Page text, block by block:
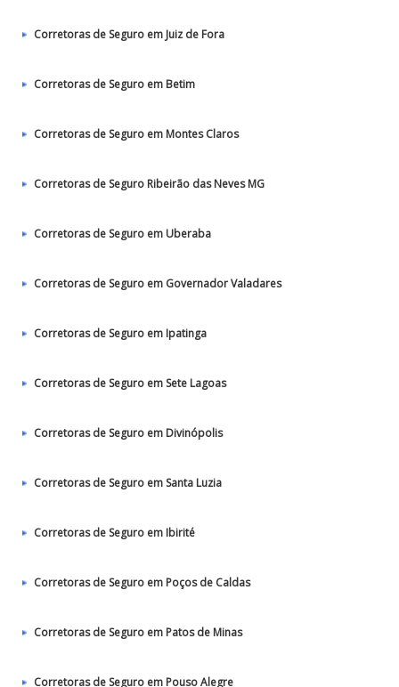
Corretoras de Seguro em Juiz de Fora
Corretoras de Seguro em Betim
Corretoras de Seguro em Montes Claros
Corretoras de Seguro Ribeirão das Neves MG
Corretoras de Seguro em Uberaba
Corretoras de Seguro em Governador Valadares
Corretoras de Seguro em Ipatinga
Corretoras de Seguro em Sete Lagoas
Corretoras de Seguro em Divinópolis
Corretoras de Seguro em Santa Luzia
Corretoras de Seguro em Ibirité
Corretoras de Seguro em Poços de Caldas
Corretoras de Seguro em Patos de Minas
Corretoras de Seguro em Pouso Alegre